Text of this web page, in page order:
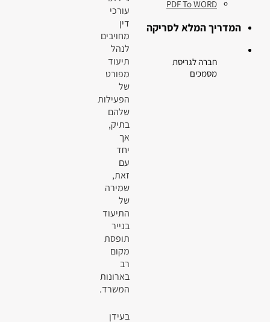
עורכי
דין
מחויבים
לנהל
תיעוד
מפורט
של
הפעילות
שלהם
בתיק,
אך
יחד
עם
זאת,
שמירה
של
התיעוד
בנייר
תופסת
מקום
רב
בארונות
המשרד.
בעידן
PDF To WORD
המדריך המלא לסריקה
חברה לגריסת
מסמכים